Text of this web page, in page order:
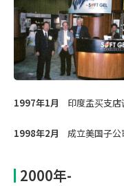
1997年1月 印度孟买支店
1998年2月 成立美国子
2000年-